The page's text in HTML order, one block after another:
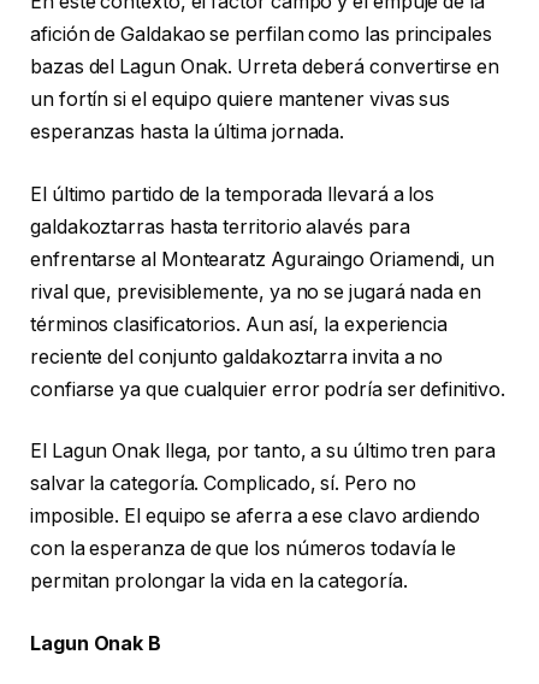
afición de Galdakao se perfilan como las principales
bazas del Lagun Onak. Urreta deberá convertirse en
un fortín si el equipo quiere mantener vivas sus
esperanzas hasta la última jornada.
El último partido de la temporada llevará a los
galdakoztarras hasta territorio alavés para
enfrentarse al Montearatz Aguraingo Oriamendi, un
rival que, previsiblemente, ya no se jugará nada en
términos clasificatorios. Aun así, la experiencia
reciente del conjunto galdakoztarra invita a no
confiarse ya que cualquier error podría ser definitivo.
El Lagun Onak llega, por tanto, a su último tren para
salvar la categoría. Complicado, sí. Pero no
imposible. El equipo se aferra a ese clavo ardiendo
con la esperanza de que los números todavía le
permitan prolongar la vida en la categoría.
Lagun Onak B